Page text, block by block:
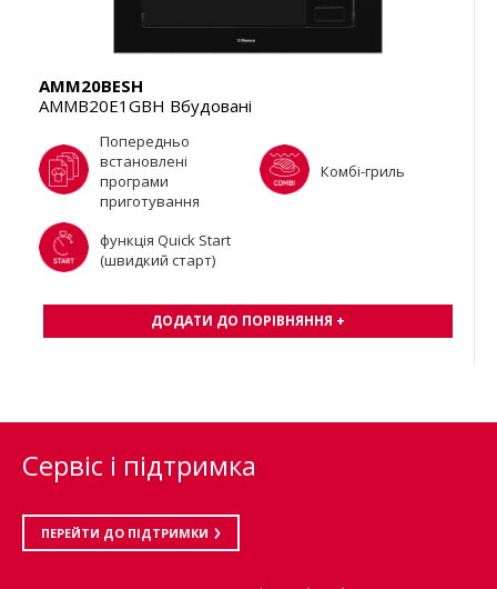
AMM20BESH
AMMB20E1GBH Вбудовані
Попередньо
встановлені
програми
приготування
Комбі-гриль
функція Quick Start
(швидкий старт)
ДОДАТИ ДО ПОРІВНЯННЯ +
Сервіс і підтримка
ПЕРЕЙТИ ДО ПІДТРИМКИ